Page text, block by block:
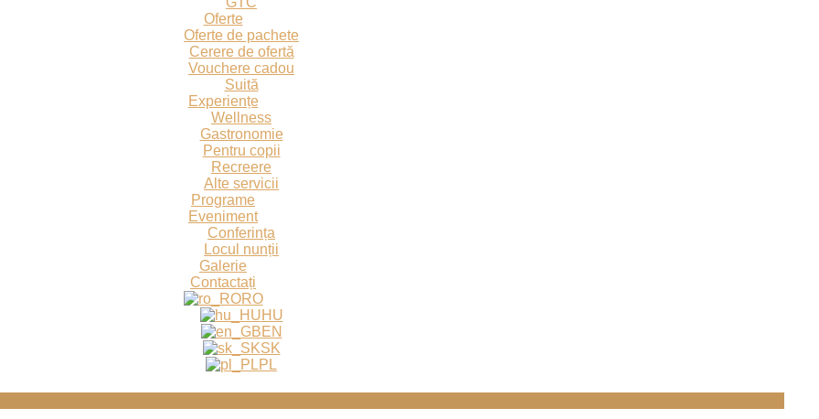
Oferte
Oferte de pachete
Cerere de ofertă
Vouchere cadou
Suită
Experiențe
Wellness
Gastronomie
Pentru copii
Recreere
Alte servicii
Programe
Eveniment
Conferința
Locul nunții
Galerie
Contactați
RO
HU
EN
SK
PL